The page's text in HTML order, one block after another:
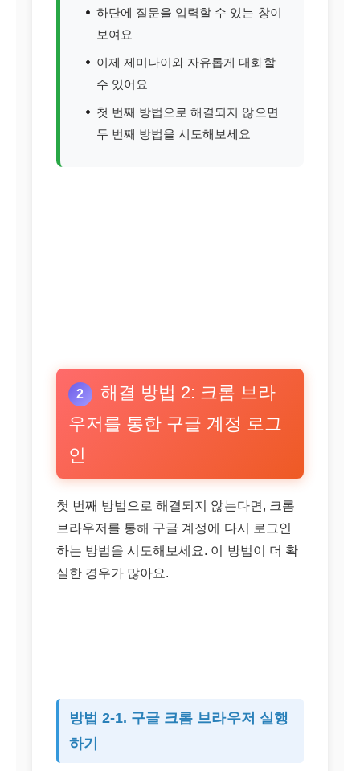
하단에 질문을 입력할 수 있는 창이
보여요
이제 제미나이와 자유롭게 대화할
수 있어요
첫 번째 방법으로 해결되지 않으면
두 번째 방법을 시도해보세요
2
해결 방법 2: 크롬 브라
우저를 통한 구글 계정 로그
인
첫 번째 방법으로 해결되지 않는다면, 크롬
브라우저를 통해 구글 계정에 다시 로그인
하는 방법을 시도해보세요. 이 방법이 더 확
실한 경우가 많아요.
방법 2-1. 구글 크롬 브라우저 실행
하기